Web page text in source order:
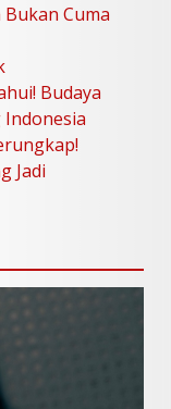
Utara yang
Cuma
Budaya
Indonesia
Jadi